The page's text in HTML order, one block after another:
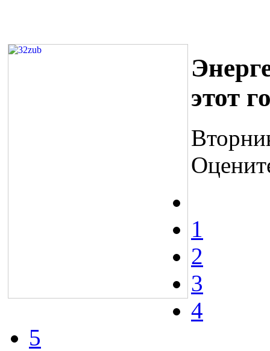
этот
1
2
3
4
5